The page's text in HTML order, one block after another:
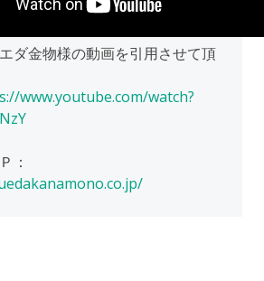
ダ金物様の動画を引用させて頂
www.youtube.com/watch?
：